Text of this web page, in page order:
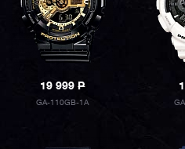
19 999P
GA-110GB-1A